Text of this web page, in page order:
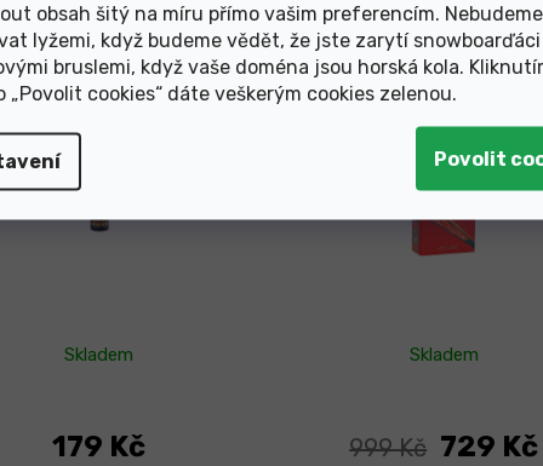
obsah šitý na míru přímo vašim preferencím.
lyžemi, když budeme vědět, že jste zarytí
bruslemi, když vaše doména jsou horská kola.
„Povolit cookies“ dáte veškerým cookies zelenou.
SKIVO smývací na
vosky sprej 100ml
Skladem
179 Kč
-
Péče pásu SWIX Skin
Pro Warm
Skladem
999 Kč 729 Kč